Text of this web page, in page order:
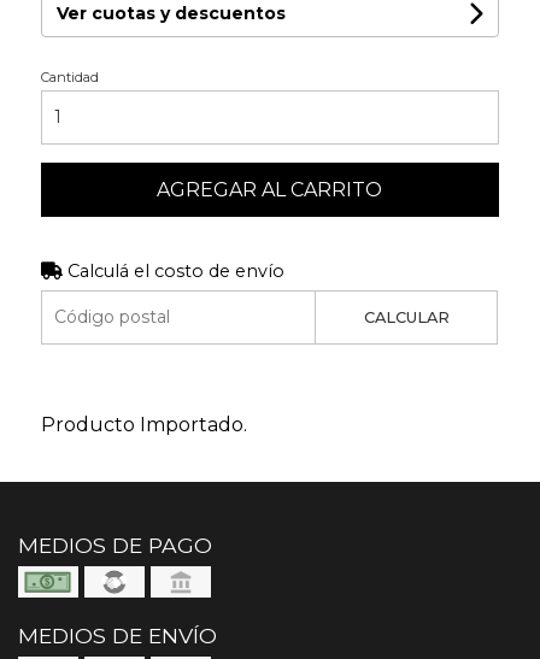
Ver cuotas y descuentos
Cantidad
AGREGAR AL CARRITO
Calculá el costo de envío
CALCULAR
Producto Importado.
MEDIOS DE PAGO
MEDIOS DE ENVÍO